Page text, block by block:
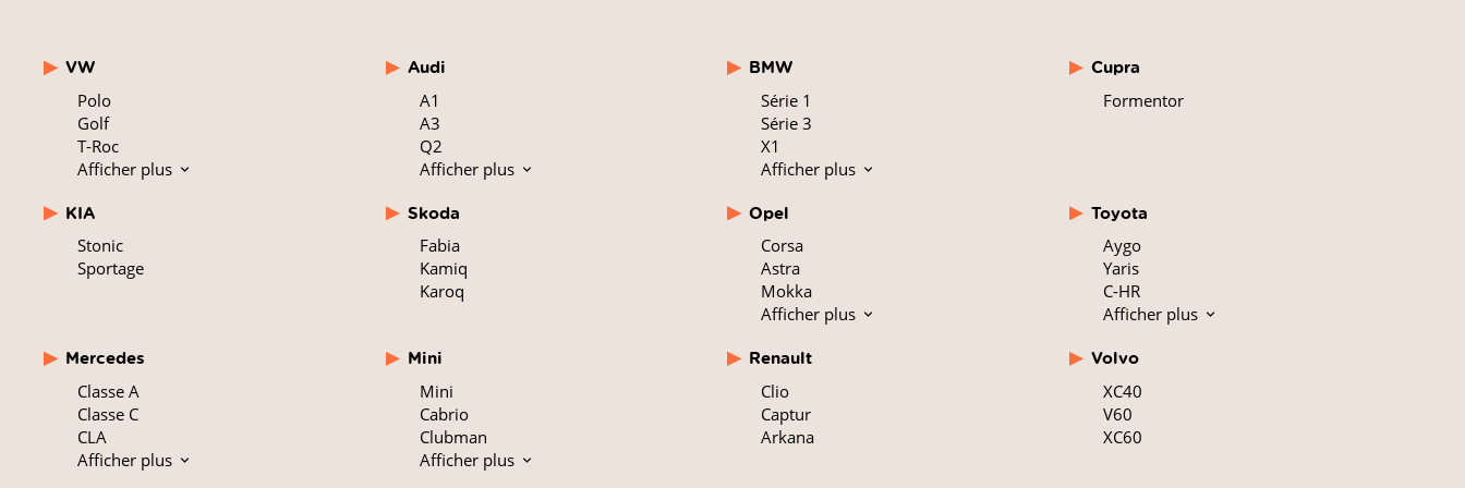
VW
Polo
Golf
T-Roc
Afficher plus
Audi
A1
A3
Q2
Afficher plus
BMW
Série 1
Série 3
X1
Afficher plus
Cupra
Formentor
KIA
Stonic
Sportage
Skoda
Fabia
Kamiq
Karoq
Opel
Corsa
Astra
Mokka
Afficher plus
Toyota
Aygo
Yaris
C-HR
Afficher plus
Mercedes
Classe A
Classe C
CLA
Afficher plus
Mini
Mini
Cabrio
Clubman
Afficher plus
Renault
Clio
Captur
Arkana
Volvo
XC40
V60
XC60